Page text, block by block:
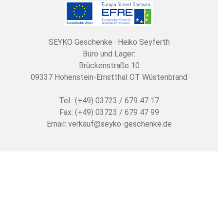
SEYKO Geschenke · Heiko Seyferth
Büro und Lager:
Brückenstraße 10
09337 Hohenstein-Ernstthal OT Wüstenbrand
Tel.: (+49) 03723 / 679 47 17
Fax: (+49) 03723 / 679 47 99
Email: verkauf@seyko-geschenke.de